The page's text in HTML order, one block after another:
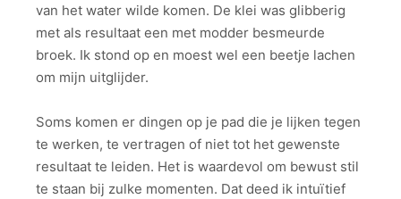
van het water wilde komen. De klei was glibberig
met als resultaat een met modder besmeurde
broek. Ik stond op en moest wel een beetje lachen
om mijn uitglijder.
Soms komen er dingen op je pad die je lijken tegen
te werken, te vertragen of niet tot het gewenste
resultaat te leiden. Het is waardevol om bewust stil
te staan bij zulke momenten. Dat deed ik intuïtief